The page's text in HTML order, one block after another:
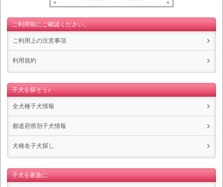
ご利用前にご確認ください。
ご利用上の注意事項
利用規約
子犬を探そう♪
全犬種子犬情報
都道府県別子犬情報
犬種名子犬探し
子犬を家族に